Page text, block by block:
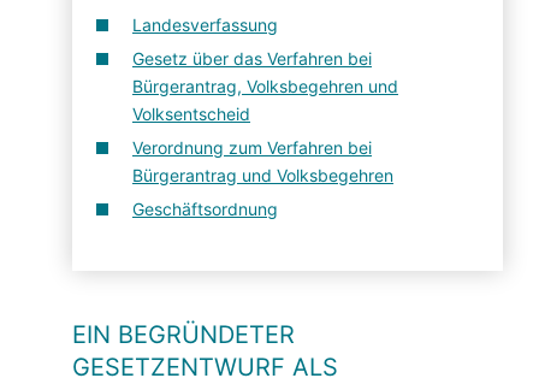
Landesverfassung
Gesetz über das Verfahren bei
Bürgerantrag, Volksbegehren und
Volksentscheid
Verordnung zum Verfahren bei
Bürgerantrag und Volksbegehren
Geschäftsordnung
EIN BEGRÜNDETER
GESETZENTWURF ALS